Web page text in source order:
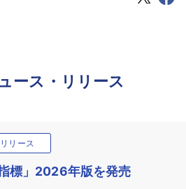
ース・リリース
リース
標」2026年版を発売